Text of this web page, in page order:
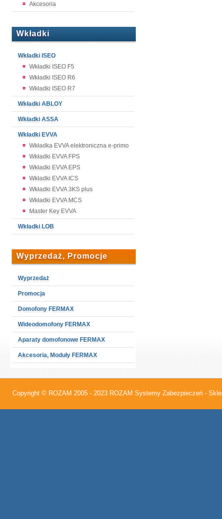
Akcesoria
Wkładki
Wkładki ISEO
Wkładki ISEO F5
Wkładki ISEO R6
Wkładki ISEO R7
Wkładki ABLOY
Wkładki ASSA
Wkładki EVVA
Wkładka EVVA elektroniczna e-primo
Wkładki EVVA FPS
Wkładki EVVA EPS
Wkładki EVVA ICS
Wkładki EVVA 3KS plus
Wkładki EVVA MCS
Master Key EVVA
Wkładki LOB
Wyprzedaż, Promocje
Wyprzedaż
Promocja
Domofony FERMAX
Wideodomofony FERMAX
Aparaty domofonowe FERMAX
Akcesoria, Moduły FERMAX
Copyright © ROZAM 2005 - 2023 ROZAM Systemy Zabezpieczeń -